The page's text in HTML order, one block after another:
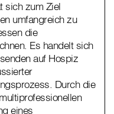
sich zum Ziel
umfangreich zu
die
Es handelt sich
auf Hospiz
Durch die
eines